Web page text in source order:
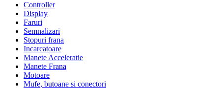
Controller
Display
Faruri
Semnalizari
Stopuri frana
Incarcatoare
Manete Acceleratie
Manete Frana
Motoare
Mufe, butoane si conectori